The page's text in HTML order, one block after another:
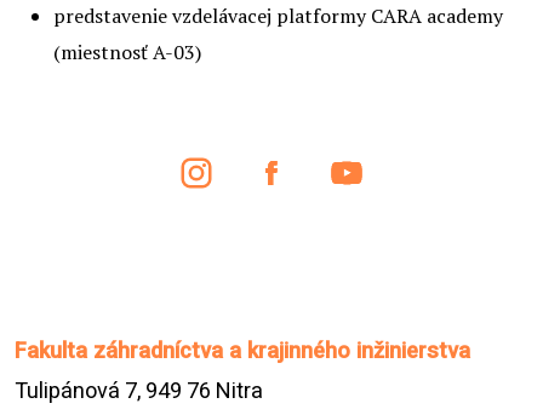
predstavenie vzdelávacej platformy CARA academy
(miestnosť A-03)
Fakulta záhradníctva a krajinného inžinierstva
Tulipánová 7, 949 76 Nitra